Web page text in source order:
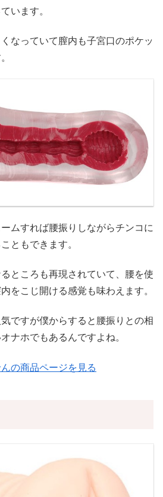
います。
なっていて膣内も子宮口のポケッ
ムすれば腰振りしながらチンコに
ともできます。
ところも再現されていて、腰を使
をこじ開ける感覚も味わえます。
ですが僕からすると腰振りとの相
ナホでもあるんですよね。
の商品ページを見る